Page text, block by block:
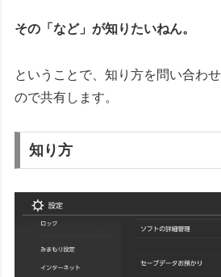
その「など」が知りたいねん。
ということで、知り方を問い合わ
ので共有します。
知り方